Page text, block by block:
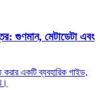
গুণমান, মেটাডেটা এবং
একটি ব্যবহারিক গাইড,